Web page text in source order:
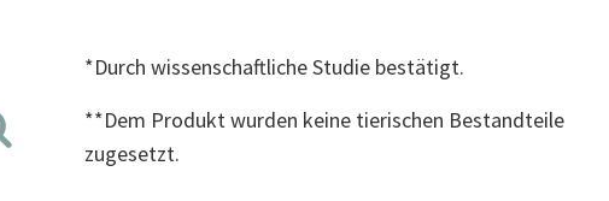
*Durch wissenschaftliche Studie bestätigt.
**Dem Produkt wurden keine tierischen Bestandteile
zugesetzt.